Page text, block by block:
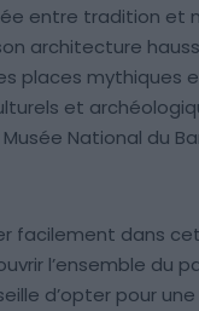
entre tradition et
architecture
places mythiques
et
National du
facilement dans
l’ensemble du
d’opter pour